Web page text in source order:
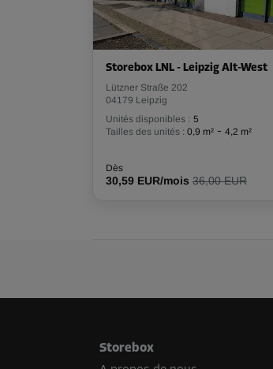
Storebox LNL - Leipzig Alt-West
Lützner Straße 202
04179 Leipzig
Unités disponibles : 5
Tailles des unités : 0,9 m² - 4,2 m²
Dès
30,59 EUR/mois 36,00 EUR
Storebox